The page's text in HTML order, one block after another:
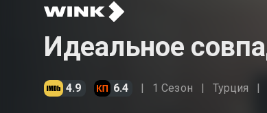
Идеальное
4.9 6.4 1 Сезон Турция